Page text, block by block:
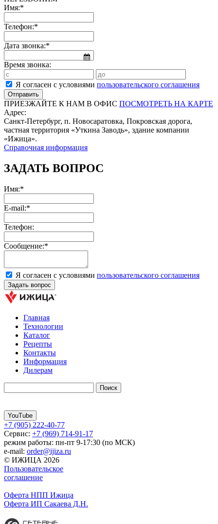
Имя:*
Телефон:*
Дата звонка:*
Время звонка:
Я согласен с условиями пользовательского соглашения
ПРИЕЗЖАЙТЕ К НАМ В ОФИС ПОСМОТРЕТЬ НА КАРТЕ
Адрес:
Санкт-Петербург, п. Новосаратовка, Покровская дорога,
частная территория «Уткина Заводь», здание компании
«Ижица».
Справочная информация
ЗАДАТЬ ВОПРОС
Имя:*
E-mail:*
Телефон:
Сообщение:*
Я согласен с условиями пользовательского соглашения
Главная
Технологии
Каталог
Рецепты
Контакты
Информация
Дилерам
YouTube
+7 (905) 222-40-77
Сервис: +7 (969) 714-91-17
режим работы: пн-пт 9-17:30 (по МСК)
e-mail: order@ijiza.ru
© ИЖИЦА 2026
Пользовательское
соглашение
Оферта НПП Ижица
Оферта ИП Сакаева Д.Н.